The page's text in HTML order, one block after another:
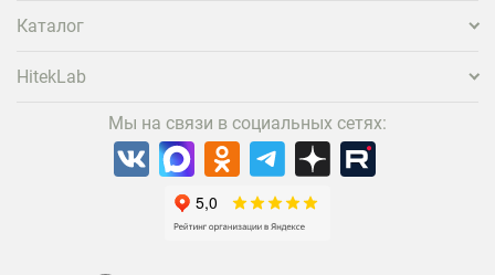
Каталог
HitekLab
Мы на связи в социальных сетях: